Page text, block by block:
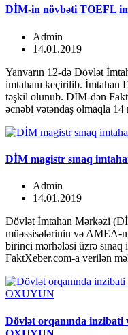
DİM-in növbəti TOEFL
Admin
14.01.2019
Yanvarın 12-də Dövlət
imtahanı keçirilib. İmtahan
təşkil olunub. DİM-dən
əcnəbi vətəndaş olmaqla
DİM magistr sınaq
Admin
14.01.2019
Dövlət İmtahan Mərkəzi
müəssisələrinin və AMEA-
birinci mərhələsi üzrə
FaktXeber.com-a verilən
Dövlət orqanında inzibati